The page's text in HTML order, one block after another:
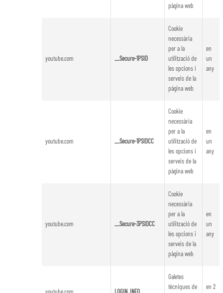
pàgina web
youtube.com __Secure-1PSID
Cookie
necessària
per a la
utilització de
les opcions i
serveis de la
pàgina web
en
un
any
youtube.com __Secure-1PSIDCC
Cookie
necessària
per a la
utilització de
les opcions i
serveis de la
pàgina web
en
un
any
youtube.com __Secure-3PSIDCC
Cookie
necessària
per a la
utilització de
les opcions i
serveis de la
pàgina web
en
un
any
Galetes
tècniques de
en 2